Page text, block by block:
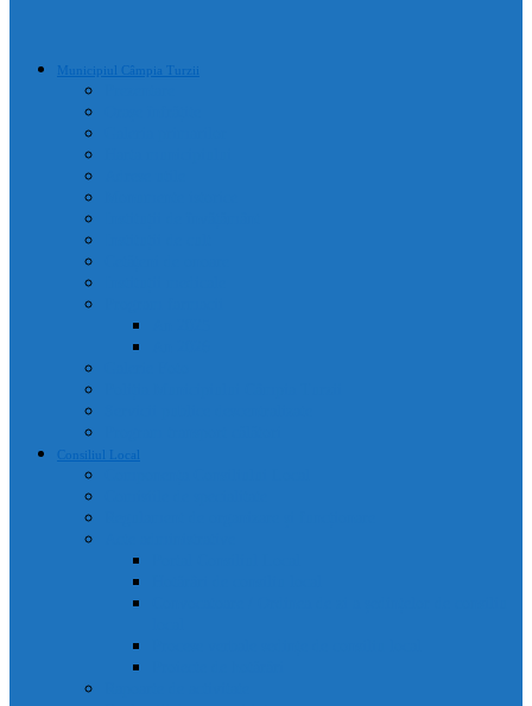
Municipiul Câmpia Turzii
Consiliul Local